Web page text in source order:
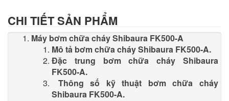
CHI TIẾT SẢN PHẨM
Máy bơm chữa cháy Shibaura FK500-A
Mô tả bơm chữa cháy Shibaura FK500-A.
Đặc trung bơm chữa cháy Shibaura
FK500-A.
Thông số kỹ thuật bơm chữa cháy
Shibaura FK500-A.